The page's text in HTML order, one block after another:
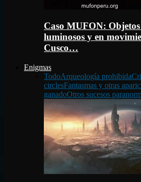
Caso MUFON:
luminosos y en
Cusco…
Enigmas
TodoArqueología prohibida
circlesFantasmas y otras
ganadoOtros sucesos